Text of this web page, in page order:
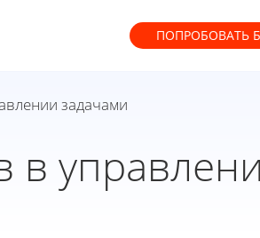
ПОПРОБОВАТЬ
задачами